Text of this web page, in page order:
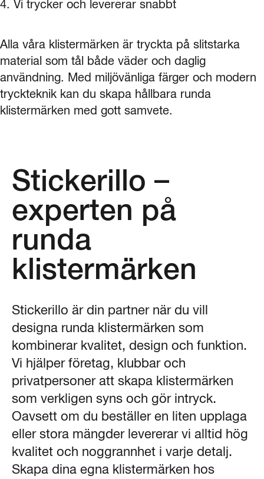
4. Vi trycker och levererar snabbt
Alla våra klistermärken är tryckta på slitstarka
material som tål både väder och daglig
användning. Med miljövänliga färger och modern
tryckteknik kan du skapa hållbara runda
klistermärken med gott samvete.
Stickerillo –
experten på
runda
klistermärken
Stickerillo är din partner när du vill
designa runda klistermärken som
kombinerar kvalitet, design och funktion.
Vi hjälper företag, klubbar och
privatpersoner att skapa klistermärken
som verkligen syns och gör intryck.
Oavsett om du beställer en liten upplaga
eller stora mängder levererar vi alltid hög
kvalitet och noggrannhet i varje detalj.
Skapa dina egna klistermärken hos